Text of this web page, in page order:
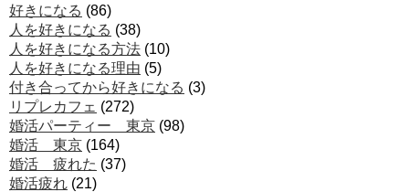
好きになる (86)
人を好きになる (38)
人を好きになる方法 (10)
人を好きになる理由 (5)
付き合ってから好きになる (3)
リプレカフェ (272)
婚活パーティー 東京 (98)
婚活 東京 (164)
婚活 疲れた (37)
婚活疲れ (21)